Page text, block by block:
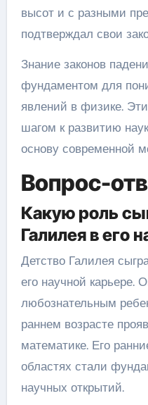
высот и с разными
подтверждал свои
Знание законов
фундаментом для
явлений в физике.
шагом к развитию
основу современной
Вопрос-
Какую роль
Галилея в его
Детство Галилея
его научной карьере.
любознательным
раннем возрасте
математике. Его
областях стали
научных открытий.